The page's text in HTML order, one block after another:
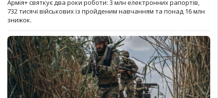
Армія+ святкує два роки роботи: 3 млн електронних рапортів,
732 тисячі військових із пройденим навчанням та понад 16 млн
знижок.